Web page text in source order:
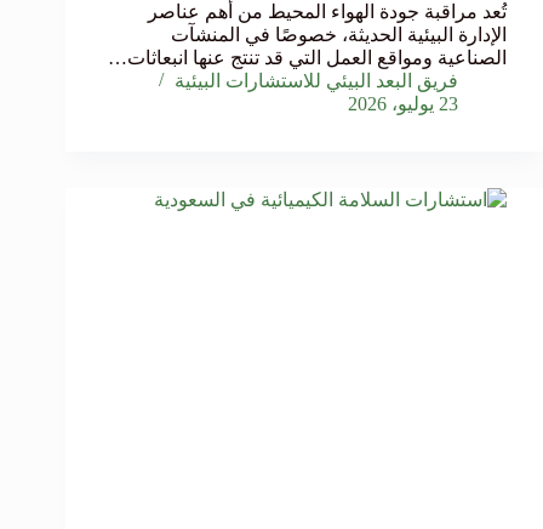
تُعد مراقبة جودة الهواء المحيط من أهم عناصر
الإدارة البيئية الحديثة، خصوصًا في المنشآت
الصناعية ومواقع العمل التي قد تنتج عنها انبعاثات…
فريق البعد البيئي للاستشارات البيئية
23 يوليو، 2026